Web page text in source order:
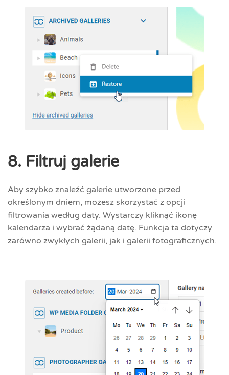
8. Filtruj galerie
Aby szybko znaleźć galerie utworzone przed
określonym dniem, możesz skorzystać z opcji
filtrowania według daty. Wystarczy kliknąć ikonę
kalendarza i wybrać żądaną datę. Funkcja ta dotyczy
zarówno zwykłych galerii, jak i galerii fotograficznych.